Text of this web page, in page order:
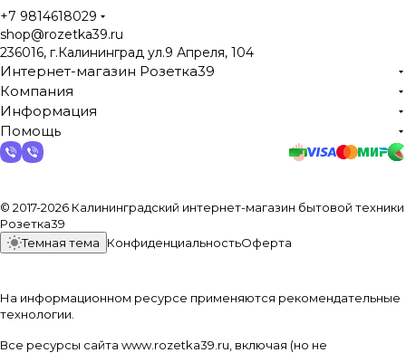
+7 9814618029
shop@rozetka39.ru
236016, г.Калининград ул.9 Апреля, 104
Интернет-магазин Розетка39
Компания
Информация
Помощь
© 2017-2026 Калининградский интернет-магазин бытовой техники
Розетка39
Темная тема
КонфиденциальностьОферта
На информационном ресурсе применяются рекомендательные
технологии
Все ресурсы сайта www.rozetka39.ru, включая (но не